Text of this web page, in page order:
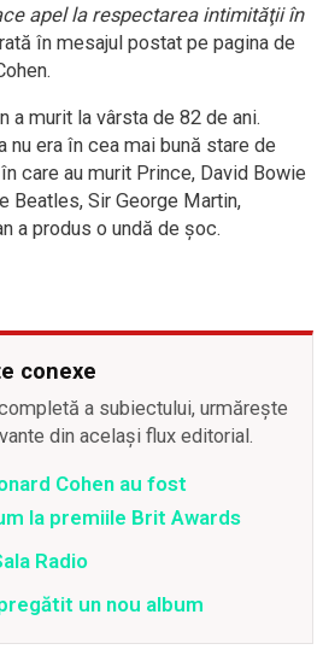
apel la respectarea intimităţii în
în mesajul postat pe pagina de
a murit la vârsta de 82 de ani.
era în cea mai bună stare de
care au murit Prince, David Bowie
Beatles, Sir George Martin,
a produs o undă de şoc.
conexe
a subiectului, urmărește
din același flux editorial.
Cohen au fost
la premiile Brit Awards
Radio
un nou album